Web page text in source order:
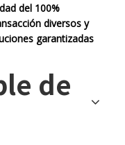
del 100%
diversos y
garantizadas
de